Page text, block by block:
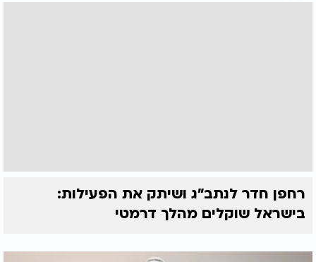
רחפן חדר לנתב"ג ושיתק את הפעילות:
בישראל שוקלים מהלך דרמטי